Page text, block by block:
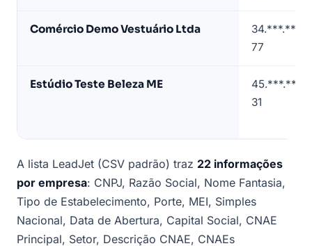
(dados
Comércio Demo Vestuário Ltda
34.***.***/
77
Estúdio Teste Beleza ME
45.***.***/
31
A lista LeadJet (CSV padrão) traz 22 informações
por empresa: CNPJ, Razão Social, Nome Fantasia,
Tipo de Estabelecimento, Porte, MEI, Simples
Nacional, Data de Abertura, Capital Social, CNAE
Principal, Setor, Descrição CNAE, CNAEs